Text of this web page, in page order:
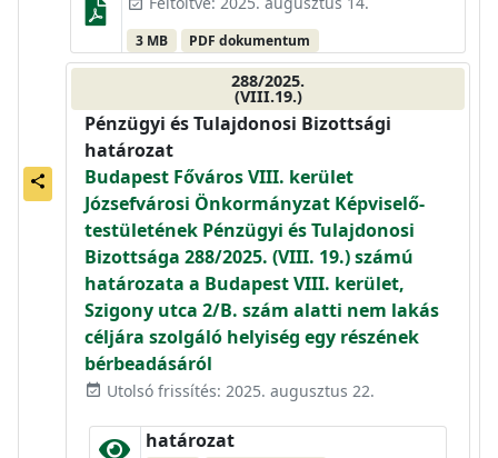
share
3 MB PDF dokumentum
288/2025.
(VIII.19.)
Pénzügyi és Tulajdonosi Bizottsági
határozat
Budapest Főváros VIII. kerület
Józsefvárosi Önkormányzat Képviselő-
testületének Pénzügyi és Tulajdonosi
Bizottsága 288/2025. (VIII. 19.) számú
határozata a Budapest VIII. kerület,
Szigony utca 2/B. szám alatti nem lakás
céljára szolgáló helyiség egy részének
bérbeadásáról
event_available Utolsó frissítés: 2025. augusztus 22.
határozat